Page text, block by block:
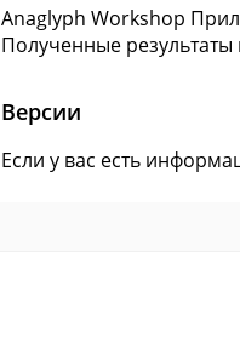
Anaglyph Workshop
Полученные
Версии
Если у вас есть